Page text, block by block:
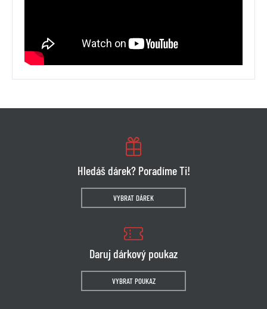
Hledáš dárek? Poradíme Ti!
VYBRAT DÁREK
Daruj dárkový poukaz
VYBRAT POUKAZ